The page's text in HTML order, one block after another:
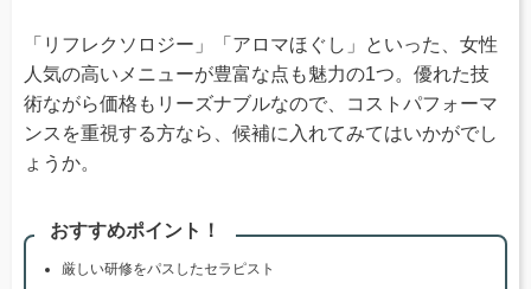
「リフレクソロジー」「アロマほぐし」といった、女性
人気の高いメニューが豊富な点も魅力の1つ。優れた技
術ながら価格もリーズナブルなので、コストパフォーマ
ンスを重視する方なら、候補に入れてみてはいかがでし
ょうか。
おすすめポイント！
厳しい研修をパスしたセラピスト